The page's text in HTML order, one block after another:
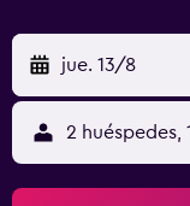
jue. 13/8
2 huéspedes,